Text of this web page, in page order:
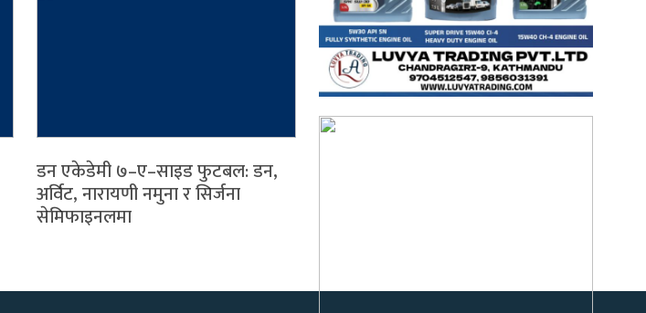
डन एकेडेमी ७–ए–साइड फुटबल: डन,
अर्विट, नारायणी नमुना र सिर्जना
सेमिफाइनलमा